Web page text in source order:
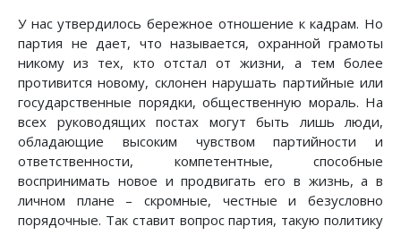
У нас утвердилось бережное отношение к кадрам. Но
партия не дает, что называется, охранной грамоты
никому из тех, кто отстал от жизни, а тем более
противится новому, склонен нарушать партийные или
государственные порядки, общественную мораль. На
всех руководящих постах могут быть лишь люди,
обладающие высоким чувством партийности и
ответственности, компетентные, способные
воспринимать новое и продвигать его в жизнь, а в
личном плане – скромные, честные и безусловно
порядочные. Так ставит вопрос партия, такую политику